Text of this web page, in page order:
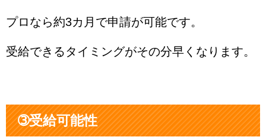
プロなら約3カ月で申請が可能です。
受給できるタイミングがその分早くなります。
➂受給可能性